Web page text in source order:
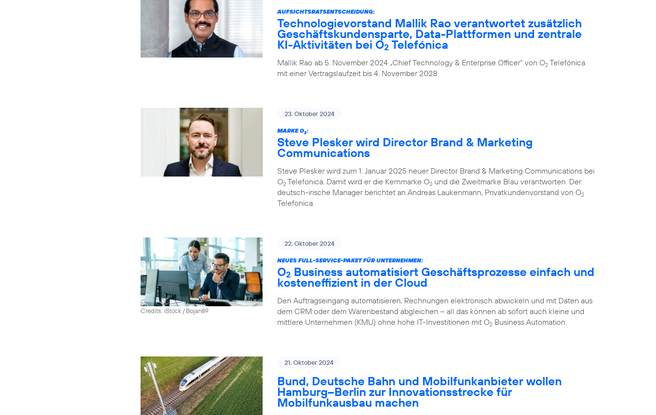
AUFSICHTSRATSENTSCHEIDUNG:
Technologievorstand Mallik Rao verantwortet zusätzlich
Geschäftskundensparte, Data-Plattformen und zentrale
KI-Aktivitäten bei O2 Telefónica
Mallik Rao ab 5. November 2024 „Chief Technology & Enterprise Officer” von O2 Telefónica
mit einer Vertragslaufzeit bis 4. November 2028
23. Oktober 2024
MARKE O2:
Steve Plesker wird Director Brand & Marketing
Communications
Steve Plesker wird zum 1. Januar 2025 neuer Director Brand & Marketing Communications bei
O2 Telefonica. Damit wird er die Kernmarke O2 und die Zweitmarke Blau verantworten. Der
deutsch-irische Manager berichtet an Andreas Laukenmann, Privatkundenvorstand von O2
Telefonica.
Credits: iStock / Bojan89
22. Oktober 2024
NEUES FULL-SERVICE-PAKET FÜR UNTERNEHMEN:
O2 Business automatisiert Geschäftsprozesse einfach und
kosteneffizient in der Cloud
Den Auftragseingang automatisieren, Rechnungen elektronisch abwickeln und mit Daten aus
dem CRM oder dem Warenbestand abgleichen – all das können ab sofort auch kleine und
mittlere Unternehmen (KMU) ohne hohe IT-Investitionen mit O2 Business Automation.
21. Oktober 2024
Bund, Deutsche Bahn und Mobilfunkanbieter wollen
Hamburg–Berlin zur Innovationsstrecke für
Mobilfunkausbau machen